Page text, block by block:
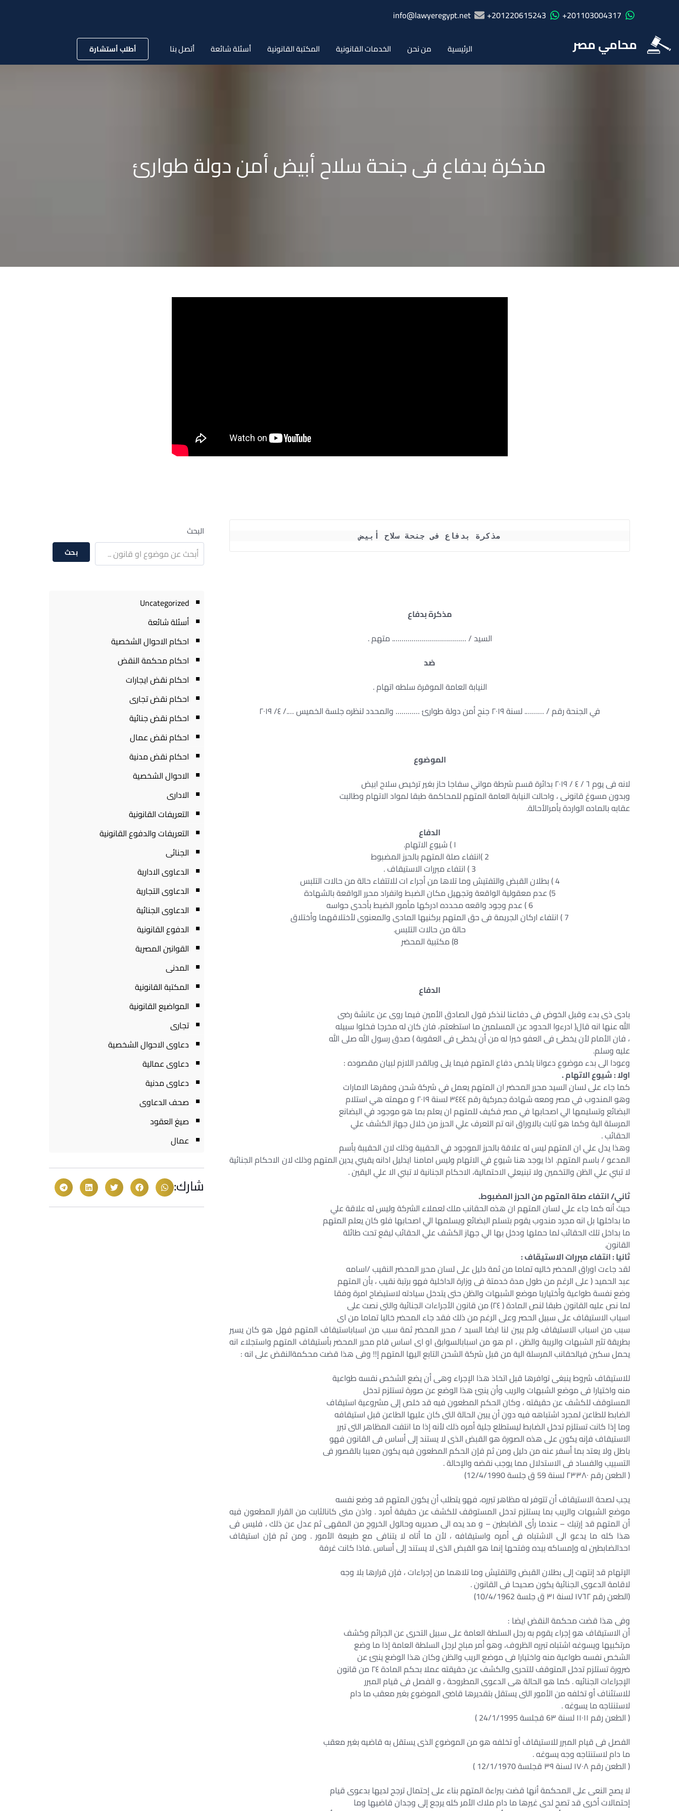
201103004317+
201220615243+
info@lawyeregypt.net
محامي مصر الرئيسية من نحن الخدمات القانونية المكتبة القانونية أسئلة شائعة أتصل بنا أطلب أستشارة
مذكرة بدفاع فى جنحة سلاح أبيض أمن دولة طوارئ
مذكرة بدفاع فى جنحة سلاح أبيض
مذكرة بدفاع
السيد / ………………………………. متهم .
ضد
النيابة العامة الموقرة سلطه اتهام .
في الجنحة رقم / ………. لسنة ٢٠١٩ جنح أمن دولة طوارئ ………… والمحدد لنظره جلسة الخميس …./ ٤/ ٢٠١٩
الموضوع
لانه فى يوم ٦ / ٤ / ٢٠١٩ بدائرة قسم شرطة مواني سفاجا حاز بغير ترخيص سلاح ابيض
وبدون مسوغ قانونى ، واحالت النيابة العامة المتهم للمحاكمة طبقا لمواد الاتهام وطالبت
عقابه بالماده الواردة بأمرالأحالة.
الدفاع
١ ) شيوع الاتهام.
2 )انتفاء صلة المتهم بالحرز المضبوط
3 ) انتفاء مبررات الاستيقاف .
4 ) بطلان القبض والتفتيش وما تلاها من أجراء ات للاتتفاء حالة من حالات التلبس
5) عدم معقولية الواقعة وتجهيل مكان الضبط وانفراد محرر الواقعة بالشهادة
6 ) عدم وجود واقعه محدده ادركها مأمور الضبط بأحدى حواسه
7 ) انتفاء اركان الجريمة فى حق المتهم بركنيها المادى والمعنوى لأختلاقهما وأختلاق
حالة من حالات التلبس.
8) مكتبية المحضر
الدفاع
بادى ذى بدء وقبل الخوض فى دفاعنا لنذكر قول الصادق الأمين فيما روى عن عانشة رضى
الله عنها انه قال( ادرءوا الحدود عن المسلمين ما استطعتم، فان كان له مخرجا فخلوا سبيله
، فان الأمام لأن يخطئ فى العفو خيرا له من أن يخطئ فى العقوبة ) صدق رسول الله صلى الله
عليه وسلم.
وعودا الى بدء موضوع دعوانا يلخص دفاع المتهم فيما يلى وبالقدر اللازم لبيان مقصوده :
اولا : شيوع الاتهام .
كما جاء على لسان السيد محرر المحضر ان المتهم يعمل في شركة شحن ومقرها الامارات
وهو المندوب في مصر ومعه شهادة جمركية رقم ٣٤٤٤ لسنة ٢٠١٩ و مهمته هي استلام
البضائع وتسليمها الي اصحابها في مصر فكيف للمتهم ان يعلم بما هو موجود في البضانع
المرسلة الية وكما هو ثابت بالاوراق انه تم التعرف علي الحرز من خلال جهاز الكشف علي
الحقائب .
وهذا يدل علي ان المتهم ليس له علاقة بالحرز الموجود في الحقيبة وذلك لان الحقيبة بأسم
المدعو / باسم المتهم. اذا يوجد هنا شيوع في الاتهام وليس امامنا ايدليل ادانه يقيني يدين المتهم وذلك لان الاحكام الجنائية
لا تبني علي الظن والتخمين ولا تبنيعلي الاحتمالية، الاحكام الجنانية لا تبني الا علي اليقين .
ثاني/ انتفاء صلة المتهم من الحرز المضبوط.
حيث أنه كما جاء علي لسان المتهم ان هذه الحقانب ملك لعملاء الشركة وليس له علاقة علي
ما بداخلها بل انه مجرد مندوب يقوم بتسلم البضائع ويسلمها الي اصحابها فلو كان يعلم المتهم
ما بداخل تلك الحقائب لما حملها ودخل بها الي جهاز الكشف علي الحقائب ليقع تحت طائلة
القانون.
ثانيا : انتفاء مبررات الاستيقاف :
لقد جاءت اوراق المحضر خاليه تماما من ثمة دليل على لسان محرر المحضر النقيب /اسامه
عبد الحميد ( على الرغم من طول مدة خدمتة فى وزارة الداخلية فهو برتبة نقيب ، بأن المتهم
وضع نفسة طواعية وأختياريا موضع الشبهات والظن حتى يتدخل سيادته لاستيضاح امرة وفقا
لما نص عليه القانون طبقا لنص المادة ( ٢٤) من قانون الأجراءات الجنائية والتى نصت على
اسباب الاستيقاف على سبيل الحصر وعلى الرغم من ذلك فقد جاء المحضر خاليا تماما من اى
سبب من اسباب الاستيقاف ولم يبين لنا ايضا السيد / محرر المحضر ثمة سبب من اسباباستيقاف المتهم فهل هو كان يسير
بطريقة تثير الشبهات والريبة والظن ، ام هو من اسبابالسوابق او اى اساس قام محرر المحضر بأستيقاف المتهم واستجلاء انه
يحمل سكين فيالحقانب المرسلة الية من قبل شركة الشحن التابع اليها المتهم إ!! وفى هذا قضت محكمةالنقض على انه :
للاستيقاف شروط ينبغى توافرها قبل اتخاذ هذا الإجراء وهى أن يضع الشخص نفسه طواعية
منه واختيارا فى موضع الشبهات والريب وأن ينبئ هذا الوضع عن صورة تستلزم تدخل
المستوقف للكشف عن حقيقته ، وكان الحكم المطعون فيه قد خلص إلى مشروعية استيقاف
الضابط للطاعن لمجرد اشتباهه فيه دون أن يبين الحالة التى كان عليها الطاعن قبل استيقافه
وما إذا كانت تستلزم تدخل الضابط ليستطلع جلية أمره ذلك لأنه إذا ما انتفت المظاهر التى تبرر
الاستيقاف فإنه يكون على هذه الصورة هو القبض الذى لا يستند إلى أساس فى القانون فهو
باطل ولا يعتد بما أسفر عنه من دليل ومن ثم فإن الحكم المطعون فيه يكون معيبا بالقصور فى
التسبيب والفساد فى الاستدلال مما يوجب نقضه والإحالة .
( الطعن رقم ٢٣٣٨٠ لسنة 59 ق جلسة 12/4/1990)
يجب لصحة الاستيقاف أن تتوفر له مظاهر تبرره، فهو يتطلب أن يكون المتهم قد وضع نفسه
موضع الشبهات والريب بما يستلزم تدخل المستوقف للكشف عن حقيقة أمرد . واذن متى كانالثابت من القرار المطعون فيه
أن المتهم قد إرتبك – عندما رأى الضابطين – و مد يده الى صديريه وحالول الخروج من المقهى ثم عدل عن ذلك ، فليس فى
هذا كله ما يدعو الى الاشتباه فى أمره واستيقافه ، لأن ما أتاه لا يتنافى مع طبيعة الأمور . ومن ثم فإن استيقاف
احدالضابطين له وإمساكه بيده وفتحها إنما هو القبض الذى لا يستند إلى أساس .فاذا كانت غرفة
الإتهام قد إنتهت إلى بطلان القبض والتفتيش وما تلاهما من إجراءات ، فإن قرارها بلا وجه
لاقامة الدعوى الجنائية يكون صحيحا فى القانون .
(الطعن رقم ١٧٦٢ لسنة ٣١ ق جلسة 10/4/1962)
وفى هذا قضت محكمة النقض ايضا :
أن الاستيقاف هو إجراء يقوم به رجل السلطة العامة على سبيل التحرى عن الجرائم وكشف
مرتكبيها ويسوغه اشتباه تبرره الظروف، وهو أمر مباح لرجل السلطة العامة إذا ما وضع
الشخص نفسه طواعية منه واختيارا فى موضع الريب والظن وكان هذا الوضع ينبئ عن
ضرورة تستلزم تدخل المتوقف للتحرى والكشف عن حقيقته عملا بحكم المادة ٢٤ من قانون
الإجراءات الجنائيه . كما هو الحالة هى الدعوى المطروحة ، و الفصل فى قيام المبرر
للاستئناف أو تخلفه من الأمور التى يستقل بتقديرها قاضى الموضوع بغير معقب ما دام
لاستنتاجه ما يسوغه .
( الطعن رقم ١١٠١١ لسنة 6٣ قجلسة 24/1/1995 )
الفصل فى قيام المبرر للاستيقاف أو تخلفه هو من الموضوع الذى يستقل به قاضيه بغير معقب
ما دام لاستنتاجه وجه يسوغه .
( الطعن رقم ١٧٠٨ لسنة ٣٩ قجلسة 12/1/1970 )
لا يصح النعى على المحكمة أنها قضت ببراءة المتهم بناء على إحتمال ترجح لديها بدعوى قيام
إحتمالات أخرى قد تصح لدى غيرها ما دام ملاك الأمر كله يرجع إلى وجدان قاضيها وما
البحث
بحث
Uncategorized
أسئلة شائعة
احكام الاحوال الشخصية
احكام محكمة النقض
احكام نقض ايجارات
احكام نقض تجارى
احكام نقض جنائية
احكام نقض عمال
احكام نقض مدنية
الاحوال الشخصية
الادارى
التعريفات القانونية
التعريفات والدفوع القانونية
الجنائى
الدعاوى الادارية
الدعاوى التجارية
الدعاوى الجنائية
الدفوع القانونية
القوانين المصرية
المدنى
المكتبة القانونية
المواضيع القانونية
تجارى
دعاوى الاحوال الشخصية
دعاوى عمالية
دعاوى مدنية
صحف الدعاوى
صيغ العقود
عمال
شارك: